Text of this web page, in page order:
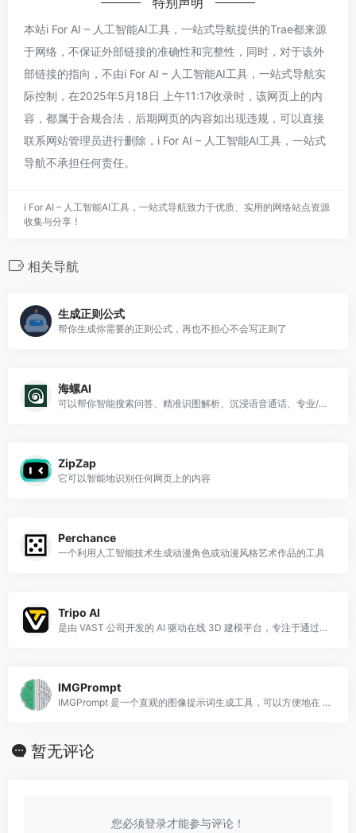
本站i For AI – 人工智能AI工具，一站式导航提供的Trae都来源
于网络，不保证外部链接的准确性和完整性，同时，对于该外
部链接的指向，不由i For AI – 人工智能AI工具，一站式导航实
际控制，在2025年5月18日 上午11:17收录时，该网页上的内
容，都属于合规合法，后期网页的内容如出现违规，可以直接
联系网站管理员进行删除，i For AI – 人工智能AI工具，一站式
导航不承担任何责任。
i For AI – 人工智能AI工具，一站式导航致力于优质、实用的网络站点资源
收集与分享！
相关导航
生成正则公式
帮你生成你需要的正则公式，再也不担心不会写正则了
海螺AI
可以帮你智能搜索问答、精准识图解析、沉浸语音通话、专业/创意写作、文档速读总结、还有独家悬浮球功能帮你把琐事化繁为简
ZipZap
它可以智能地识别任何网页上的内容
Perchance
一个利用人工智能技术生成动漫角色或动漫风格艺术作品的工具
Tripo AI
是由 VAST 公司开发的 AI 驱动在线 3D 建模平台，专注于通过文本或图像快速生成高质量 3D 模型
IMGPrompt
IMGPrompt 是一个直观的图像提示词生成工具，可以方便地在 Stable Diffusion 和 Midjourney 的流程中使用
暂无评论
您必须登录才能参与评论！